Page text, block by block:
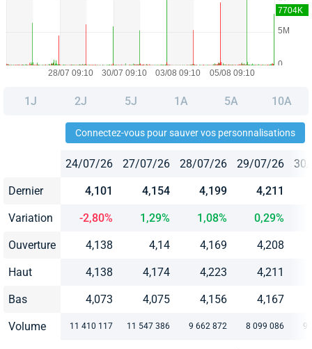
1J 2J 5J 1A 5A 10A
Connectez-vous pour sauver vos personnalisations
24/07/26 27/07/26 28/07/26 29/07/26
Dernier 4,101 4,154 4,199 4,211
Variation -2,80% 1,29% 1,08% 0,29%
Ouverture 4,138 4,14 4,169 4,208
Haut 4,138 4,174 4,223 4,211
Bas 4,073 4,075 4,156 4,167
Volume 11 410 117 11 547 386 9 662 872 8 099 086 9